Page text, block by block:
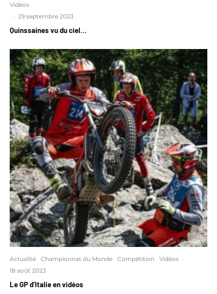
Vidéos
· 29 septembre 2023
Quinssaines vu du ciel…
Actualité Championnat du Monde Compétition Vidéos ·
18 août 2023
Le GP d’Italie en vidéos